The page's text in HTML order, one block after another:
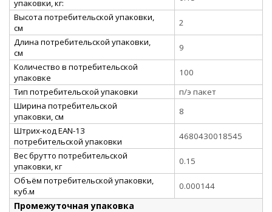
упаковки, кг:
Высота потребительской упаковки,
см
2
Длина потребительской упаковки,
см
9
Количество в потребительской
упаковке
100
Тип потребительской упаковки
п/э пакет
Ширина потребительской
упаковки, см
8
Штрих-код EAN-13
потребительской упаковки
4680430018545
Вес брутто потребительской
упаковки, кг
0.15
Объём потребительской упаковки,
куб.м
0.000144
Промежуточная упаковка